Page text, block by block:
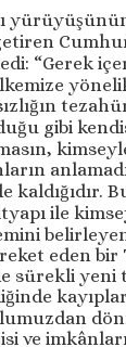
“Gerek
gibi
kaldığıdır.
ile
eden bir
sürekli yeni
ve